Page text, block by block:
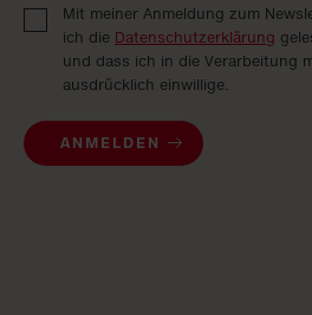
Mit meiner Anmeldung zum
ich die Datenschutzerklärung
und dass ich in die Verarbeitung
ausdrücklich einwillige.
ANMELDEN